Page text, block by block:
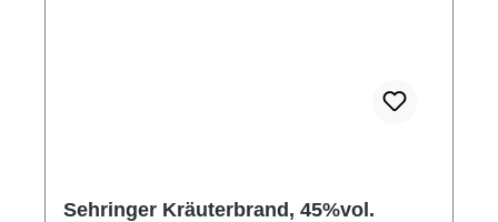
Sehringer Kräuterbrand, 45%vol.